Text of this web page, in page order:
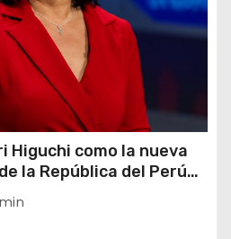
Higuchi como la nueva
la República del Perú
2026-2031